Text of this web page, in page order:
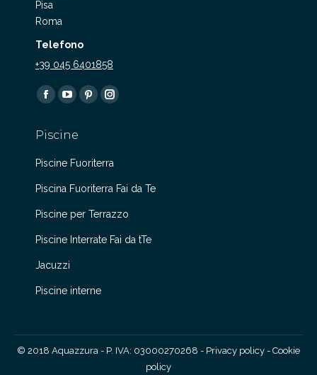
Pisa
Roma
Telefono
+39 045 6401858
Find us on:
Facebook
opens
in
window
YouTube
opens
in
window
Pinterest
in
window
Instagram
in
window
Piscine
Piscine Fuoriterra
Piscina Fuoriterra Fai da Te
Piscine per Terrazzo
Piscine Interrate Fai da tTe
Jacuzzi
Piscine interne
© 2018 Aquazzura - P. IVA: 03000270268 - Privacy policy - Cookie
policy